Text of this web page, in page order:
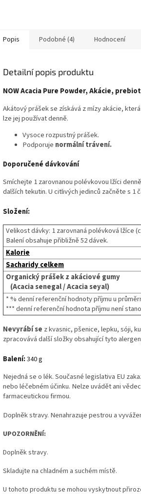
Popis Podobné (4) Hodnocení
Detailní popis produktu
NOW Acacia Pure Powder, Akácie,
Akátový prášek se získává z mízy akácie,
lze jej používat denně.
Vysoce rozpustný prášek.
Podporuje normální trávení.
Doporučené dávkování
Smíchejte 1 zarovnanou polévkovou lžíci
dalších tekutin. U citlivých jedinců začněte s 1
Složení:
Velikost dávky: 1 zarovnaná polévková lžíce
Balení obsahuje přibližně 52 dávek.
Kalorie
Sacharidy celkem
Organický prášek z akáciové gumy
(Acacia senegal / Acacia seyal)
* % denní referenční hodnoty příjmu u
*** denní referenční hodnota příjmu není
Nevyrábí se z kvasnic, pšenice, lepku, sóji,
zpracovává další složky obsahující tyto
Balení:340 g
Nejedná se o lék. Současné legislativa EU
nebo léčebném účinku. Nelze uvádět ani
farmaceutickou firmou.
Doplněk stravy. Nenahrazuje pestrou a
UPOZORNĚNÍ:
Doplněk stravy.
Skladujte na chladném a suchém místě.
U tohoto produktu se mohou vyskytnout